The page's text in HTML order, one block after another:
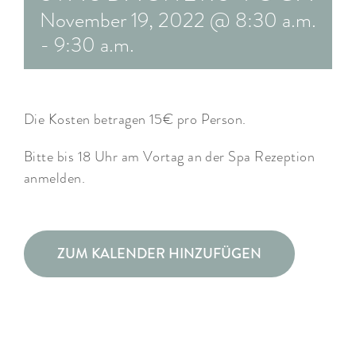
ARRANGEMENTS
WISSENSWERTES
November 19, 2022 @ 8:30 a.m.
- 9:30 a.m.
Die Kosten betragen 15€ pro Person.
Bitte bis 18 Uhr am Vortag an der Spa Rezeption
anmelden.
ZUM KALENDER HINZUFÜGEN